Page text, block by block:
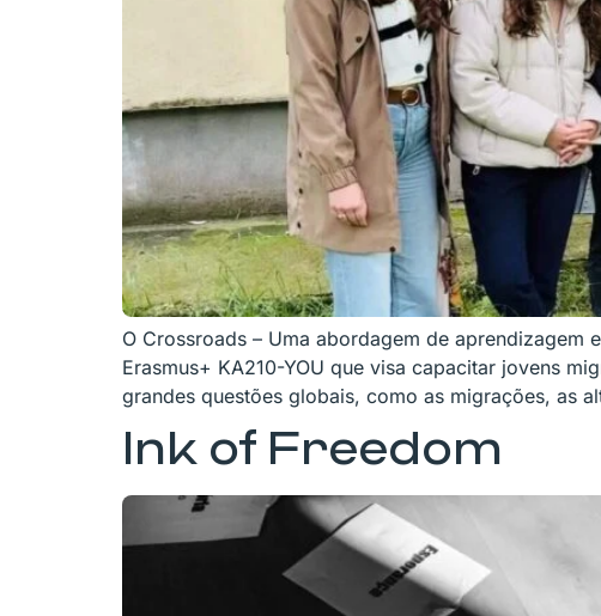
O Crossroads – Uma abordagem de
Erasmus+ KA210-YOU que visa capacitar jovens
grandes questões globais, como as migrações, as
Ink of Freedom